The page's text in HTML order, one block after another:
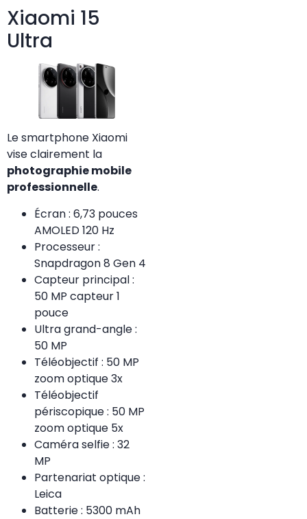
Xiaomi 15
Ultra
Le smartphone Xiaomi
vise clairement la
photographie mobile
professionnelle.
Écran : 6,73 pouces
AMOLED 120 Hz
Processeur :
Snapdragon 8 Gen 4
Capteur principal :
50 MP capteur 1
pouce
Ultra grand-angle :
50 MP
Téléobjectif : 50 MP
zoom optique 3x
Téléobjectif
périscopique : 50 MP
zoom optique 5x
Caméra selfie : 32
MP
Partenariat optique :
Leica
Batterie : 5300 mAh